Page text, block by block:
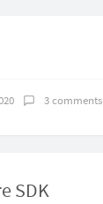
3 comments
SDK